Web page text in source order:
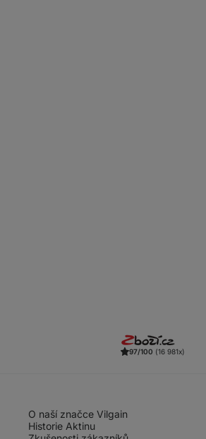
97/100 (16 981x)
O naší značce Vilgain
Historie Aktinu